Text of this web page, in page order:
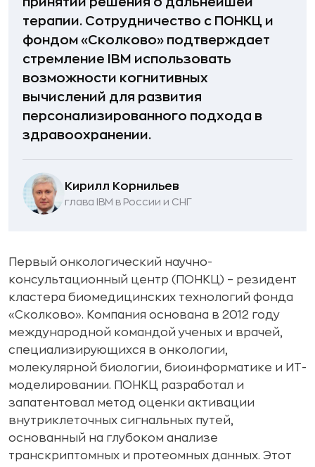
терапии. Сотрудничество с ПОНКЦ и
фондом «Сколково» подтверждает
стремление IBM использовать
возможности когнитивных
вычислений для развития
персонализированного подхода в
здравоохранении.
Кирилл Корнильев
глава IBM в России и СНГ
Первый онкологический научно-
консультационный центр (ПОНКЦ) – резидент
кластера биомедицинских технологий фонда
«Сколково». Компания основана в 2012 году
международной командой ученых и врачей,
специализирующихся в онкологии,
молекулярной биологии, биоинформатике и ИТ-
моделировании. ПОНКЦ разработал и
запатентовал метод оценки активации
внутриклеточных сигнальных путей,
основанный на глубоком анализе
транскриптомных и протеомных данных. Этот